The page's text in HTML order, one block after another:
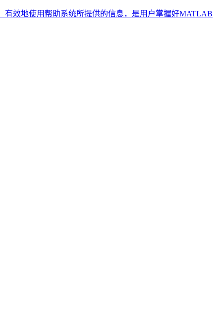
效地使用帮助系统所提供的信息，是用户掌握好MATLAB